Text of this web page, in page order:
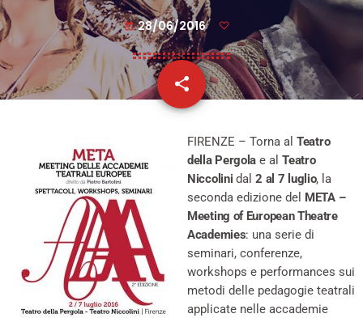
today 28/06/2016
share
email
FIRENZE – Torna al Teatro
della Pergola e alTeatro
Niccolini dal2 al 7 luglio, la
seconda edizione del META –
Meeting of European Theatre
Academies: una serie di
seminari, conferenze,
workshops e performances sui
metodi delle pedagogie teatrali
applicate nelle accademie